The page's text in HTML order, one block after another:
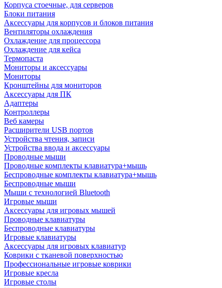
Корпуса стоечные, для серверов
Блоки питания
Аксессуары для корпусов и блоков питания
Вентиляторы охлаждения
Охлаждение для процессора
Охлаждение для кейса
Термопаста
Мониторы и аксессуары
Мониторы
Кронштейны для мониторов
Аксессуары для ПК
Адаптеры
Контроллеры
Веб камеры
Расширители USB портов
Устройства чтения, записи
Устройства ввода и аксессуары
Проводные мыши
Проводные комплекты клавиатура+мышь
Беспроводные комплекты клавиатура+мышь
Беспроводные мыши
Мыши с технологией Bluetooth
Игровые мыши
Аксессуары для игровых мышей
Проводные клавиатуры
Беспроводные клавиатуры
Игровые клавиатуры
Аксессуары для игровых клавиатур
Коврики с тканевой поверхностью
Профессиональные игровые коврики
Игровые кресла
Игровые столы